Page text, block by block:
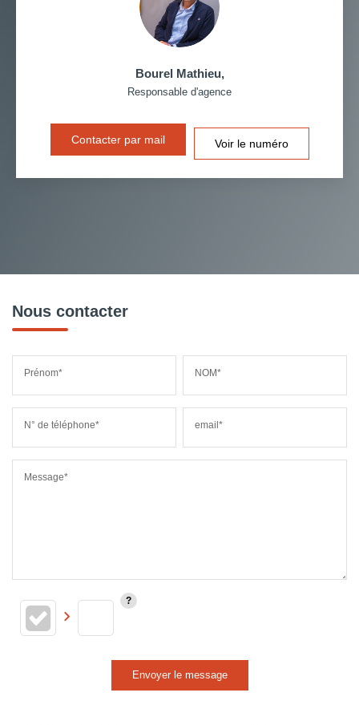
Bourel Mathieu,
Responsable d'agence
Contacter par mail Voir le numéro
Nous contacter
Prénom* NOM*
N° de téléphone* email*
Message*
Envoyer le message